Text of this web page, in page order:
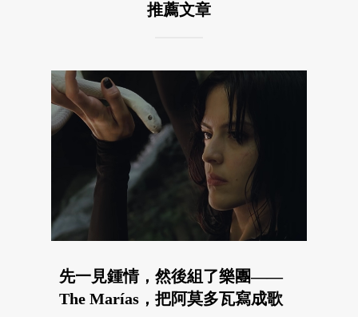
推薦文章
先一見鍾情，然後組了樂團——
The Marías，把阿莫多瓦寫成歌